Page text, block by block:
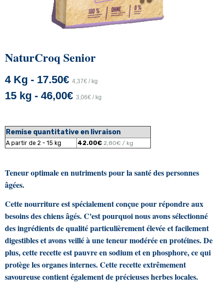
NaturCroq Senior
4 Kg - 17.50€ 4,37€ / kg
15 kg - 46,00€ 3,06€ / kg
Remise quantitative en livraison
A partir de 2 - 15 kg 42.00€ 2,80€ / kg
Teneur optimale en nutriments pour la santé des personnes
âgées.
Cette nourriture est spécialement conçue pour répondre aux
besoins des chiens âgés. C'est pourquoi nous avons sélectionné
des ingrédients de qualité particulièrement élevée et facilement
digestibles et avons veillé à une teneur modérée en protéines. De
plus, cette recette est pauvre en sodium et en phosphore, ce qui
protège les organes internes. Cette recette extrêmement
savoureuse contient également de précieuses herbes locales.